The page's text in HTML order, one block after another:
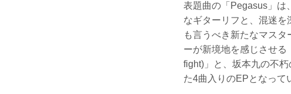
表題曲の「Pegasus」は
なギターリフと、混迷を
も言うべき新たなマス
ーが新境地を感じさせる
fight)」と、坂本九の不
た4曲入りのEPとなって